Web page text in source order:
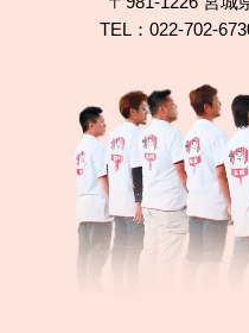
2025.08.27
錆びや色あせを解消！
TEL：022-702-